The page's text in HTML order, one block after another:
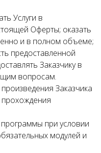
Услуги в
Оферты; оказать
и в полном объеме;
предоставленной
Заказчику в
вопросам.
Заказчика
при условии
модулей и